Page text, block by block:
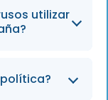
utilizar
de
los